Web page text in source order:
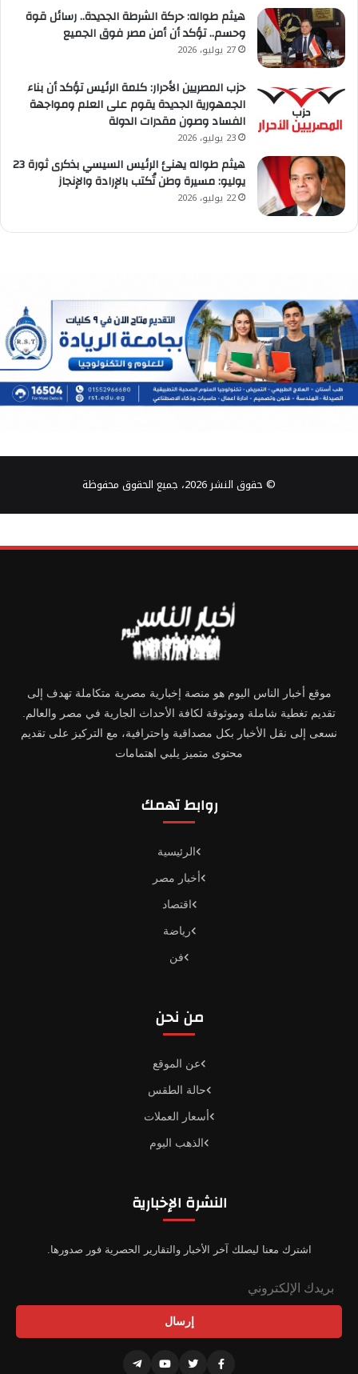
هيثم طواله: حركة الشرطة الجديدة.. رسائل قوة
وحسم.. تؤكد أن أمن مصر فوق الجميع
27 يوليو، 2026
حزب المصريين الأحرار: كلمة الرئيس تؤكد أن بناء
الجمهورية الجديدة يقوم على العلم ومواجهة
الفساد وصون مقدرات الدولة
23 يوليو، 2026
هيثم طواله يهنئ الرئيس السيسي بذكرى ثورة 23
يوليو: مسيرة وطن تُكتب بالإرادة والإنجاز
22 يوليو، 2026
© حقوق النشر 2026، جميع الحقوق محفوظة
موقع أخبار الناس اليوم هو منصة إخبارية مصرية متكاملة تهدف إلى
تقديم تغطية شاملة وموثوقة لكافة الأحداث الجارية في مصر والعالم.
نسعى إلى نقل الأخبار بكل مصداقية واحترافية، مع التركيز على تقديم
محتوى متميز يلبي اهتمامات
روابط تهمك
الرئيسية
أخبار مصر
اقتصاد
رياضة
فن
من نحن
عن الموقع
حالة الطقس
أسعار العملات
الذهب اليوم
النشرة الإخبارية
اشترك معنا ليصلك آخر الأخبار والتقارير الحصرية فور صدورها.
إرسال